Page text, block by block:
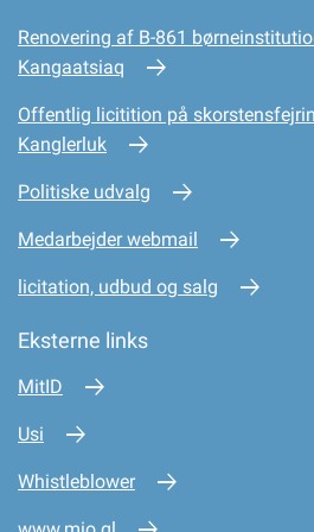
Renovering af B-861
Kangaatsiaq
Offentlig licitition på
Kanglerluk
Politiske udvalg
Medarbejder webmail
licitation, udbud og salg
Eksterne links
MitID
Usi
Whistleblower